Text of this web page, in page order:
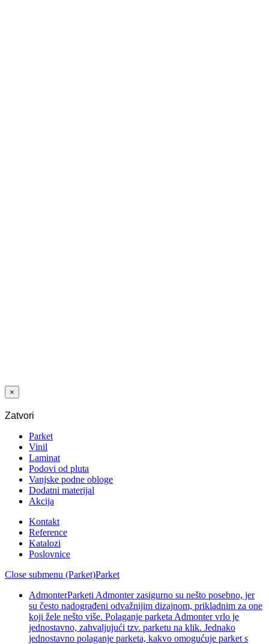
×
Zatvori
Parket
Vinil
Laminat
Podovi od pluta
Vanjske podne obloge
Dodatni materijal
Akcija
Kontakt
Reference
Katalozi
Poslovnice
Close submenu (Parket)Parket
AdmonterParketi Admonter zasigurno su nešto posebno, jer
su često nadograđeni odvažnijim dizajnom, prikladnim za one
koji žele nešto više. Polaganje parketa Admonter vrlo je
jednostavno, zahvaljujući tzv. parketu na klik. Jednako
jednostavno polaganje parketa, kakvo omogućuje parket s